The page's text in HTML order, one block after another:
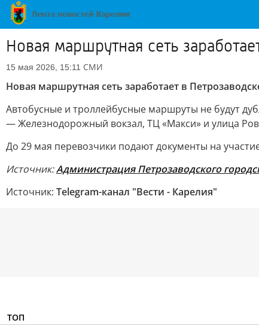
Новая маршрутная сеть
15 мая 2026, 15:11 СМИ
Новая маршрутная сеть заработает в
Автобусные и троллейбусные маршруты не будут
— Железнодорожный вокзал, ТЦ «Макси» и улица
До 29 мая перевозчики подают документы на
Источник:Администрация Петрозаводского
Источник: Telegram-канал "Вести - Карелия"
ТОП